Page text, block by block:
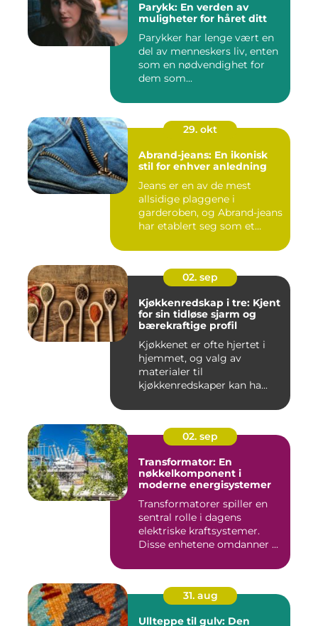
Parykk: En verden av
muligheter for håret ditt
Parykker har lenge vært en
del av menneskers liv, enten
som en nødvendighet for
dem som...
29. okt
Abrand-jeans: En ikonisk
stil for enhver anledning
Jeans er en av de mest
allsidige plaggene i
garderoben, og Abrand-jeans
har etablert seg som et
02. sep
Kjøkkenredskap i tre: Kjent
for sin tidløse sjarm og
bærekraftige profil
Kjøkkenet er ofte hjertet i
hjemmet, og valg av
materialer til
kjøkkenredskaper kan ha...
02. sep
Transformator: En
nøkkelkomponent i
moderne energisystemer
Transformatorer spiller en
sentral rolle i dagens
elektriske kraftsystemer.
Disse enhetene omdanner ...
31. aug
Ullteppe til gulv: Den